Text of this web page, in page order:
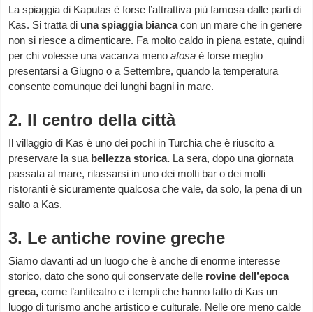
La spiaggia di Kaputas è forse l’attrattiva più famosa dalle parti di
Kas. Si tratta di una spiaggia biancacon un mare che in genere
non si riesce a dimenticare. Fa molto caldo in piena estate, quindi
per chi volesse una vacanza menoafosa è forse meglio
presentarsi a Giugno o a Settembre, quando la temperatura
consente comunque dei lunghi bagni in mare.
2. Il centro della città
Il villaggio di Kas è uno dei pochi in Turchia che è riuscito a
preservare la sua bellezza storica. La sera, dopo una giornata
passata al mare, rilassarsi in uno dei molti bar o dei molti
ristoranti è sicuramente qualcosa che vale, da solo, la pena di un
salto a Kas.
3. Le antiche rovine greche
Siamo davanti ad un luogo che è anche di enorme interesse
storico, dato che sono qui conservate delle rovine dell’epoca
greca, come l’anfiteatro e i templi che hanno fatto di Kas un
luogo di turismo anche artistico e culturale. Nelle ore meno calde